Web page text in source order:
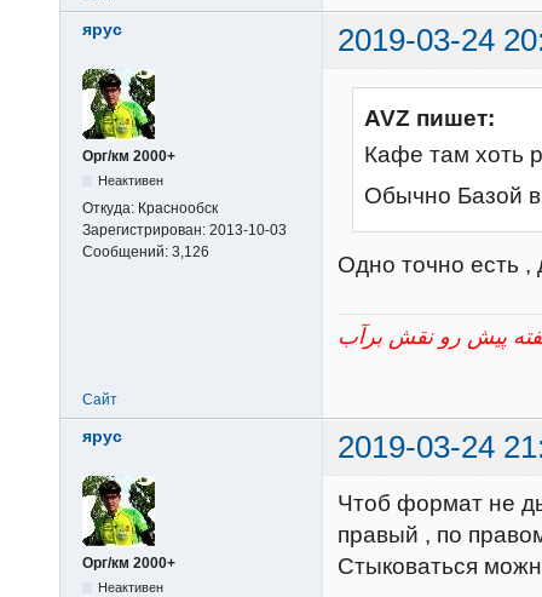
ярус 2019-03-24
Орг/км 2000+
Неактивен
Откуда: Краснообск
Зарегистрирован: 2013-10-03
Сообщений: 3,126
AVZ пишет:
Кафе там хоть
Обычно Базой
Одно точно есть ,
Сайт
ярус 2019-03-24
Орг/км 2000+
Неактивен
Чтоб формат не
правый , по
Стыковаться